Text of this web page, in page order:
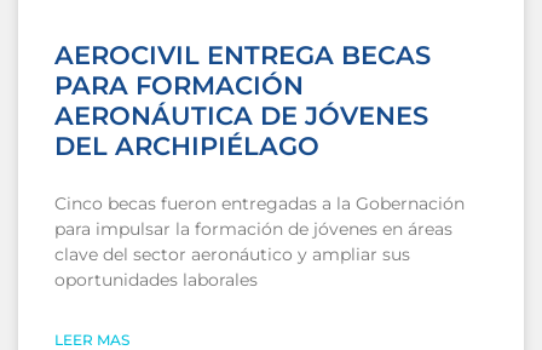
AEROCIVIL ENTREGA BECAS
PARA FORMACIÓN
AERONÁUTICA DE JÓVENES
DEL ARCHIPIÉLAGO
Cinco becas fueron entregadas a la Gobernación
para impulsar la formación de jóvenes en áreas
clave del sector aeronáutico y ampliar sus
oportunidades laborales
LEER MAS